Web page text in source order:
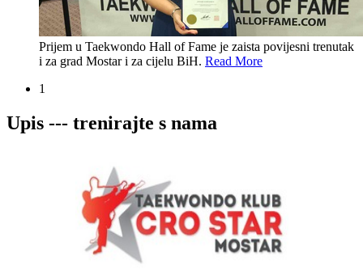
Prijem u Taekwondo Hall of Fame je zaista povijesni trenutak
i za grad Mostar i za cijelu BiH. Read More
1
Upis --- trenirajte s nama